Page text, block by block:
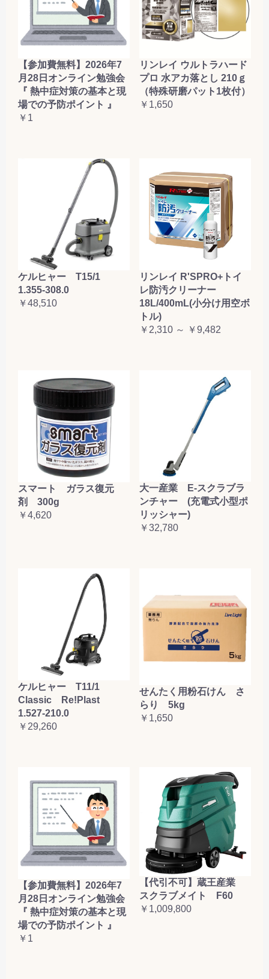
【参加費無料】2026年7
月28日オンライン勉強会
『 熱中症対策の基本と現
場での予防ポイント 』
￥1
リンレイ ウルトラハード
プロ 水アカ落とし 210ｇ
（特殊研磨パット1枚付）
￥1,650
ケルヒャー T15/1
1.355-308.0
￥48,510
リンレイ R'SPRO+トイ
レ防汚クリーナー
18L/400mL(小分け用空ボ
トル)
￥2,310 ～ ￥9,482
スマート ガラス復元
剤 300g
￥4,620
大一産業 E-スクラブラ
ンチャー (充電式小型ポ
リッシャー)
￥32,780
ケルヒャー T11/1
Classic Re!Plast
1.527-210.0
￥29,260
せんたく用粉石けん さ
らり 5kg
￥1,650
【参加費無料】2026年7
月28日オンライン勉強会
『 熱中症対策の基本と現
場での予防ポイント 』
￥1
【代引不可】蔵王産業
スクラブメイト F60
￥1,009,800